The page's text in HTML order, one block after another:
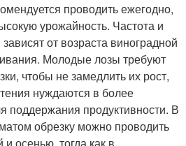
проводить ежегодно,
урожайность. Частота и
от возраста виноградной
Молодые лозы требуют
чтобы не замедлить их рост,
нуждаются в более
поддержания продуктивности. В
обрезку можно проводить